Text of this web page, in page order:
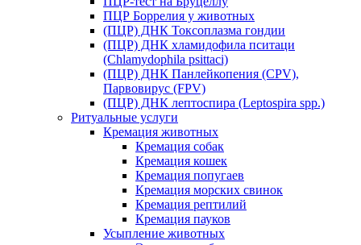
ПЦР Боррелия у животных
(ПЦР) ДНК Токсоплазма гондии
(ПЦР) ДНК хламидофила пситаци
(Chlamydophila psittaci)
(ПЦР) ДНК Панлейкопения (CPV),
Парвовирус (FPV)
(ПЦР) ДНК лептоспира (Leptospira spp.)
Ритуальные услуги
Кремация животных
Кремация собак
Кремация кошек
Кремация попугаев
Кремация морских свинок
Кремация рептилий
Кремация пауков
Усыпление животных